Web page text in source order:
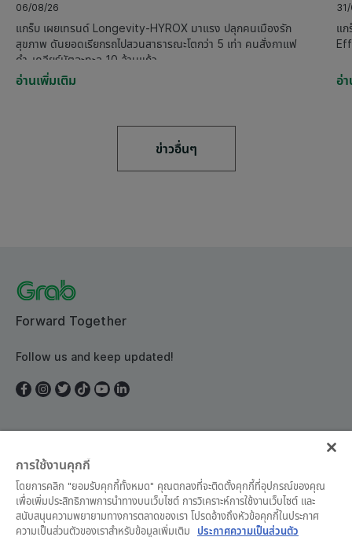
06/08/26
แกร็บ เผยเทรนด์ Longevity-HYROX มาแรง ปลุกคนเมืองรัก
สุขภาพ ดันยอดเรียกรถไปสวนสาธารณะโตกว่า 5 เท่า คนสั่งกาแฟ
ดำ-เคลียร์มัตฉะทะลุ 10 ล้านแก้ว
อ่านเพิ่มเติม
แก
อ่
ข่าวอื่นๆ
Forward Together
Follow us and keep updated!
การใช้งานคุกกี้
โดยการคลิก "ยอมรับคุกกี้ทั้งหมด" คุณตกลงที่จะติดตั้งคุกกี้ที่อุปกรณ์ของคุณ
เพื่อเพิ่มประสิทธิภาพการนำทางบนเว็บไซต์ การวิเคราะห์การใช้งานเว็บไซต์ และ
สนับสนุนความพยายามทางการตลาดของเรา โปรดอ้างถึงหัวข้อคุกกี้ในประกาศ
ความเป็นส่วนตัวของเราสำหรับข้อมูลเพิ่มเติม
ประกาศความเป็นส่วนตัว